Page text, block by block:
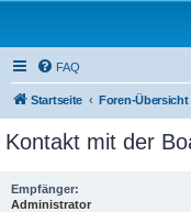
FAQ
Startseite Foren-Übersicht
Kontakt mit der
Empfänger:
Administrator